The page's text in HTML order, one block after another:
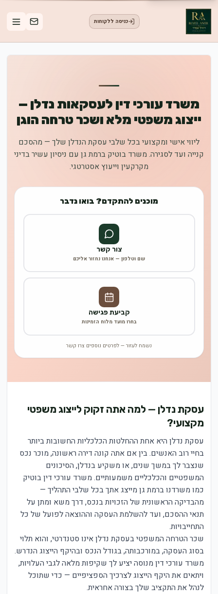
כניסה ללקוחות
משרד עורכי דין לעסקאות נדלן —
ייצוג משפטי מלא ושכר טרחה הוגן
ליווי אישי ומקצועי בכל שלבי עסקת הנדלן שלך — מהסכם
קנייה ועד לסגירה. משרד בוטיק ברמת גן עם ניסיון עשיר בדיני
מקרקעין וייעוץ אסטרטגי.
מוכנים להתקדם? בואו נדבר
צור קשר
שם וטלפון — אנחנו נחזור אליכם
קביעת פגישה
בחרו מועד מלוח הזמינות
נשמח לעזור — לפרטים נוספים צרו קשר
עסקת נדלן — למה אתה זקוק לייצוג משפטי
מקצועי?
עסקת נדלן היא אחת ההחלטות הכלכליות החשובות ביותר
בחיי רוב האנשים. בין אם אתה קונה דירה ראשונה, מוכר נכס
שנצבר לך במשך שנים, או משקיע בנדלן, הסיכונים
המשפטיים והכלכליים משמעותיים. משרד עורכי דין בוטיק
כמו משרדנו ברמת גן מייצג אתך בכל שלבי התהליך —
מהבדיקה הראשונית של הזכויות בנכס, דרך משא ומתן על
תנאי ההסכם, ועד להשלמת העסקה וההוצאה לפועל של כל
התחייבויות.
שכר הטרחה המשפטי בעסקת נדלן אינו סטנדרטי, והוא תלוי
בסוג העסקה, במורכבותה, בגודל הנכס ובהיקף הייצוג הנדרש.
משרד עורכי דין מנוסה יציע לך שקיפות מלאה לגבי העלויות,
ויתאים את היקף הייצוג לצרכיך הספציפיים — כדי שתוכל
לנהל את התקציב שלך בצורה אחראית.